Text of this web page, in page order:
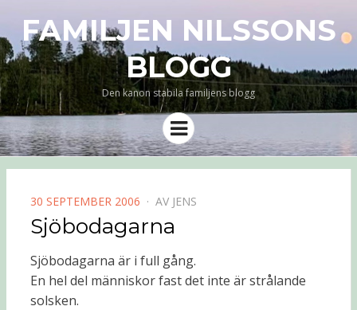
FAMILJEN NILSSONS
BLOGG
Den kanon stabila familjens blogg
Meny
PUBLICERAD
DEN
30 SEPTEMBER 2006 AV JENS
Sjöbodagarna
Sjöbodagarna är i full gång.
En hel del människor fast det inte är strålande
solsken.